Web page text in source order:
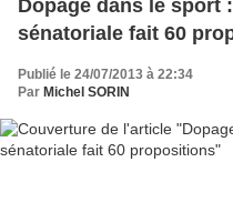
Dopage dans le sport
sénatoriale fait 60
Publié le 24/07/2013 à 22:34
Par Michel SORIN